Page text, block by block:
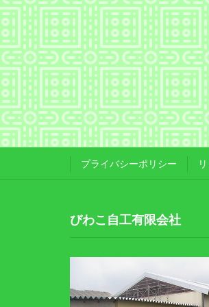
プライバシーポリシー
びわこ自工有限会社